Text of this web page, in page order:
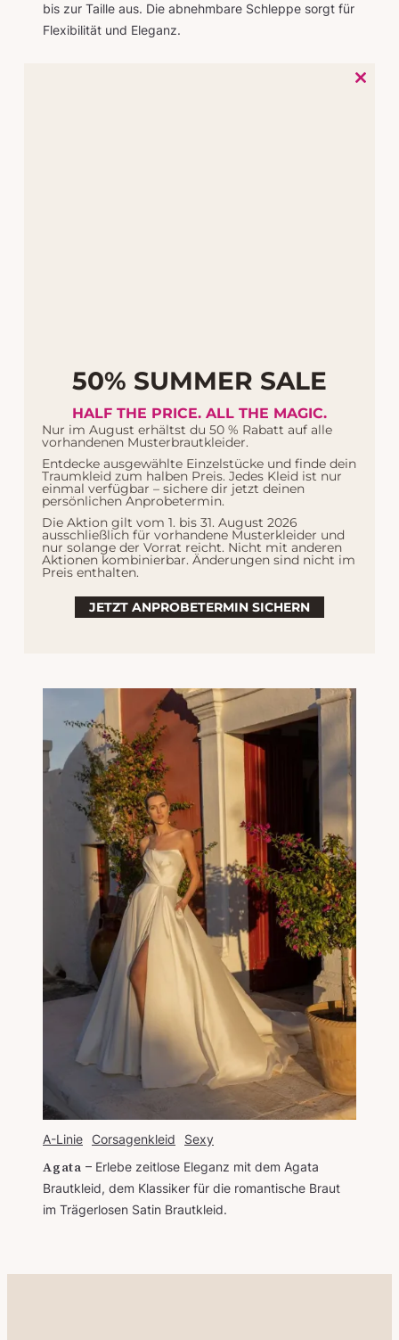
bis zur Taille aus. Die abnehmbare Schleppe sorgt für
Flexibilität und Eleganz.
Athena
Dieses Meerjungfrauen-Brautkleid vereint
alle Elemente, die die moderne, sexy Braut von heute
sucht: einen trendigen eckigen Ausschnitt, eine
elegante und figurbetonte Silhouette sowie ein
A-Linie Corsagenkleid Sexy
Agata
Erlebe zeitlose Eleganz mit dem Agata
Brautkleid, dem Klassiker für die romantische Braut
im Trägerlosen Satin Brautkleid.
50% SUMMER SALE
HALF THE PRICE. ALL THE MAGIC.
Nur im August erhältst du 50 % Rabatt auf alle
vorhandenen Musterbrautkleider.
Entdecke ausgewählte Einzelstücke und finde dein
Traumkleid zum halben Preis. Jedes Kleid ist nur
einmal verfügbar – sichere dir jetzt deinen
persönlichen Anprobetermin.
Die Aktion gilt vom 1. bis 31. August 2026
ausschließlich für vorhandene Musterkleider und
nur solange der Vorrat reicht. Nicht mit anderen
Aktionen kombinierbar. Änderungen sind nicht im
Preis enthalten.
JETZT ANPROBETERMIN SICHERN